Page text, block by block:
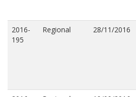
2016-
195
Regional 28/11/2016